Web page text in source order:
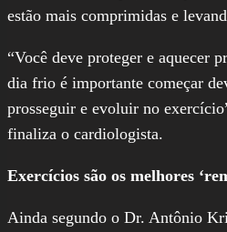
estão mais comprimidas e
“Você deve proteger e aquecer
dia frio é importante começar
prosseguir e evoluir no
finaliza o cardiologista.
Exercícios são os melhores
Ainda segundo o Dr. Antônio